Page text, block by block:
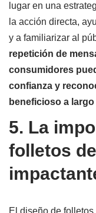
lugar en una
la acción directa,
y a familiarizar al
repetición de
consumidores
confianza y
beneficioso a
5. La
folletos